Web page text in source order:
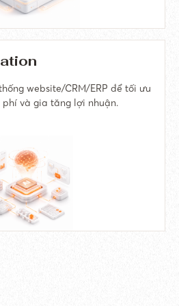
website/CRM/ERP để tối ưu
và gia tăng lợi nhuận.